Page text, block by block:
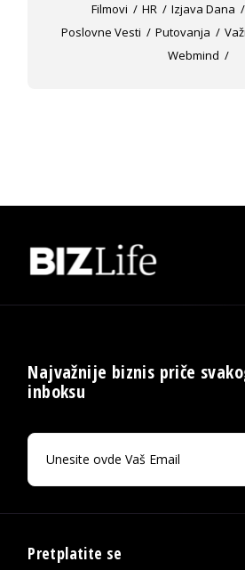
Filmovi
HR Izjava Dana
Poslovne Vesti
Putovanja
Webmind
Najvažnije biznis priče
inboksu
Pretplatite se